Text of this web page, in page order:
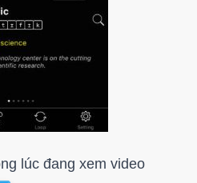
lúc đang xem video